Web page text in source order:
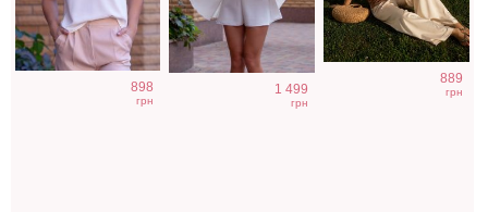
898
грн
1 499
грн
889
грн
Длинное
свадебное белое
Фатиновое
короткое белое